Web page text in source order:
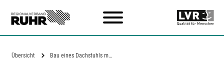
Übersicht Bau eines Dachstuhls mit Winkel-Platten